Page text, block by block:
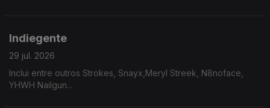
Indiegente
29 jul. 2026
Inclui entre outros Strokes, Snayx,Meryl Streek, N8noface,
YHWH Nailgun...